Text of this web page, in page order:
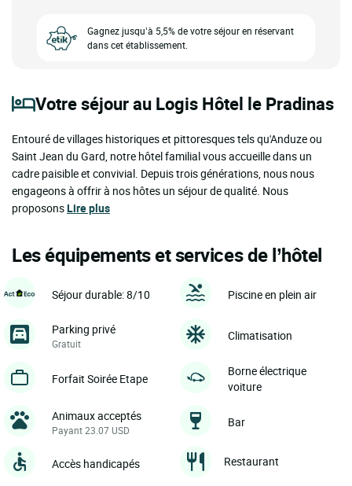
Gagnez jusqu’à 5,5% de votre séjour en réservant
dans cet établissement.
Votre séjour au Logis Hôtel le Pradinas
Entouré de villages historiques et pittoresques tels qu'Anduze ou
Saint Jean du Gard, notre hôtel familial vous accueille dans un
cadre paisible et convivial. Depuis trois générations, nous nous
engageons à offrir à nos hôtes un séjour de qualité. Nous
proposonsLire plus
Les équipements et services de l’hôtel
Séjour durable: 8/10 Piscine en plein air
Parking privé
Gratuit
Climatisation
Forfait Soirée Etape
Borne électrique
voiture
Animaux acceptés
Payant 23.07 USD
Bar
Accès handicapés Restaurant